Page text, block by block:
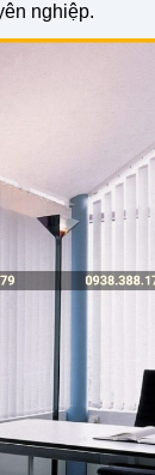
nghiệp.